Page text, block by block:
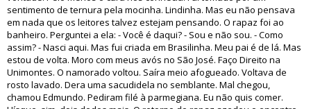
sentimento de ternura pela mocinha. Lindinha. Mas eu não pensava
em nada que os leitores talvez estejam pensando. O rapaz foi ao
banheiro. Perguntei a ela: - Você é daqui? - Sou e não sou. - Como
assim? - Nasci aqui. Mas fui criada em Brasilinha. Meu pai é de lá. Mas
estou de volta. Moro com meus avós no São José. Faço Direito na
Unimontes. O namorado voltou. Saíra meio afogueado. Voltava de
rosto lavado. Dera uma sacudidela no semblante. Mal chegou,
chamou Edmundo. Pediram filé à parmegiana. Eu não quis comer.